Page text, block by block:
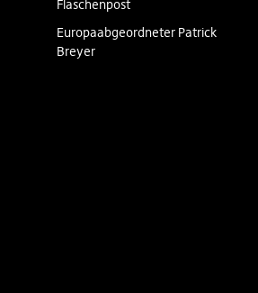
Flaschenpost
Europaabgeordneter Patrick
Breyer